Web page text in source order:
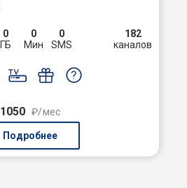
0
ГБ
0
Мин
0
SMS
182
каналов
1050 ₽/мес
Подробнее